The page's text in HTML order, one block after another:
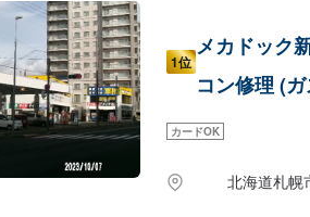
1位
メカドック
コン修理 (
カードOK
北海道札幌